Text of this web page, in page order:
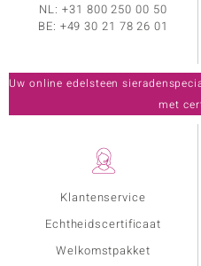
Klantenservice
Echtheidscertificaat
Welkomstpakket
NL:+31 800 250 00 50
BE: +49 30 21 78 26 01
Uw online edelsteen
met